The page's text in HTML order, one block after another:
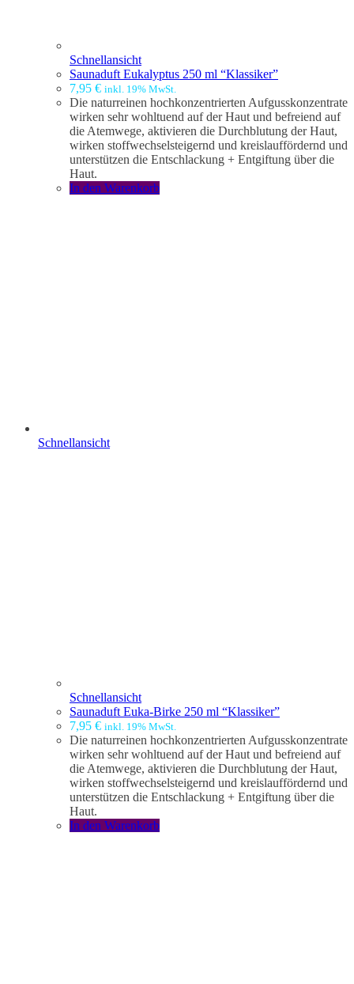
Schnellansicht
Saunaduft Eukalyptus 250 ml “Klassiker”
7,95 € inkl. 19% MwSt.
Die naturreinen hochkonzentrierten Aufgusskonzentrate
wirken sehr wohltuend auf der Haut und befreiend auf
die Atemwege, aktivieren die Durchblutung der Haut,
wirken stoffwechselsteigernd und kreislauffördernd und
unterstützen die Entschlackung + Entgiftung über die
Haut.
In den Warenkorb
Schnellansicht
Schnellansicht
Saunaduft Euka-Birke 250 ml “Klassiker”
7,95 € inkl. 19% MwSt.
Die naturreinen hochkonzentrierten Aufgusskonzentrate
wirken sehr wohltuend auf der Haut und befreiend auf
die Atemwege, aktivieren die Durchblutung der Haut,
wirken stoffwechselsteigernd und kreislauffördernd und
unterstützen die Entschlackung + Entgiftung über die
Haut.
In den Warenkorb